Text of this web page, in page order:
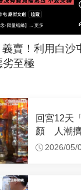
義賣！利用白
劣至極
回宮12天
顏 人潮
2026/05/